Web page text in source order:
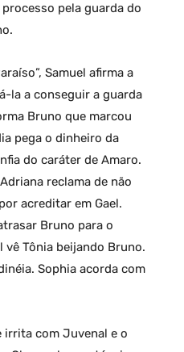
pela guarda do
Samuel afirma a
la a conseguir a guarda
Bruno que marcou
pega o dinheiro da
do caráter de Amaro.
reclama de não
acreditar em Gael.
Bruno para o
vê Tônia beijando Bruno.
Sophia acorda com
irrita com Juvenal e o